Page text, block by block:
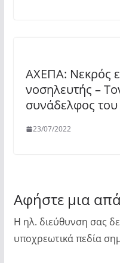
ΑΧΕΠΑ: Νεκρός
νοσηλευτής –
συνάδελφος
23/07/2022
Αφήστε μια
Η ηλ. διεύθυνση σας
υποχρεωτικά πεδία